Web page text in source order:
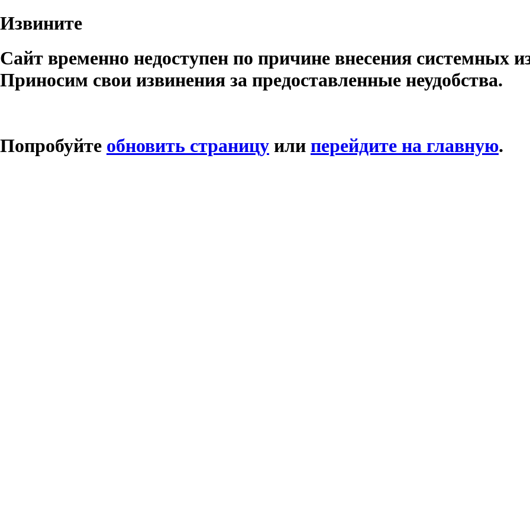
Извините
Сайт временно недоступен по причине внесения системных
Приносим свои извинения за предоставленные неудобства.
Попробуйте обновить страницу или перейдите на главную.